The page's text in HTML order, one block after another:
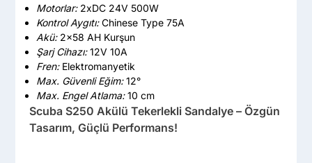
Motorlar:2xDC 24V 500W
Kontrol Aygıtı:Chinese Type 75A
Akü:2×58 AH Kurşun
Şarj Cihazı:12V 10A
Fren:Elektromanyetik
Max. Güvenli Eğim:12°
Max. Engel Atlama:10 cm
Scuba S250 Akülü Tekerlekli Sandalye – Özgün
Tasarım, Güçlü Performans!